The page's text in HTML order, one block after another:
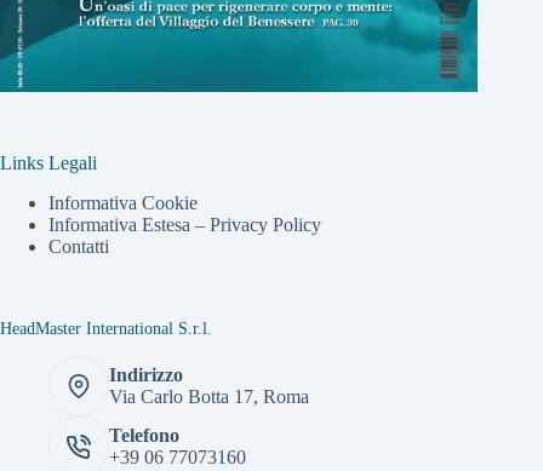
Links Legali
Informativa Cookie
Informativa Estesa – Privacy Policy
Contatti
HeadMaster International S.r.l.
Indirizzo
Via Carlo Botta 17, Roma
Telefono
+39 06 77073160